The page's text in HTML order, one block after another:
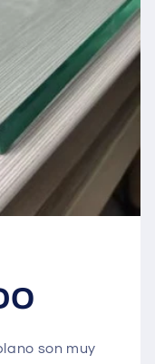
son muy